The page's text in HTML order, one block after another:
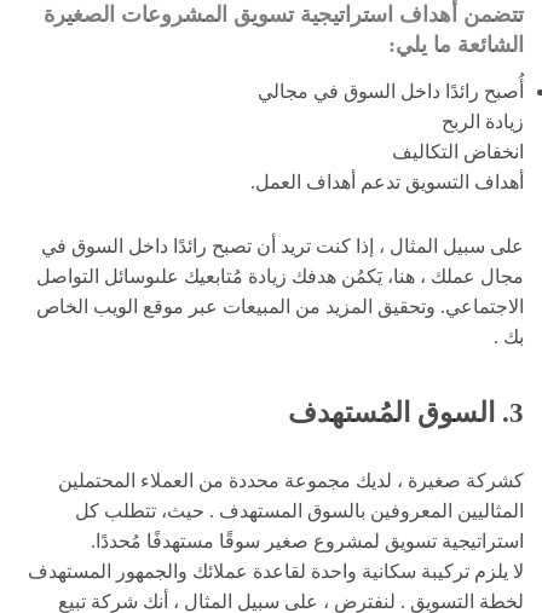
تتضمن أهداف استراتيجية تسويق المشروعات الصغيرة
الشائعة ما يلي:
أُصبح رائدًا داخل السوق في مجالي
زيادة الربح
انخفاض التكاليف
أهداف التسويق تدعم أهداف العمل.
على سبيل المثال ، إذا كنت تريد أن تصبح رائدًا داخل السوق في
مجال عملك ، هنا، يَكمُن هدفك زيادة مُتابعيك علىوسائل التواصل
الاجتماعي. وتحقيق المزيد من المبيعات عبر موقع الويب الخاص
بك .
3. السوق المُستهدف
كشركة صغيرة ، لديك مجموعة محددة من العملاء المحتملين
المثاليين المعروفين بالسوق المستهدف . حيث، تتطلب كل
استراتيجية تسويق لمشروع صغير سوقًا مستهدفًا مُحددًا.
لا يلزم تركيبة سكانية واحدة لقاعدة عملائك والجمهور المستهدف
لخطة التسويق . لنفترض ، على سبيل المثال ، أنك شركة تبيع